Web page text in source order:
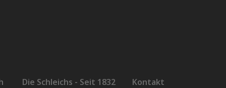
Die Schleichs - Seit 1832 Kontakt